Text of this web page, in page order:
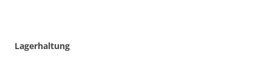
Lagerhaltung